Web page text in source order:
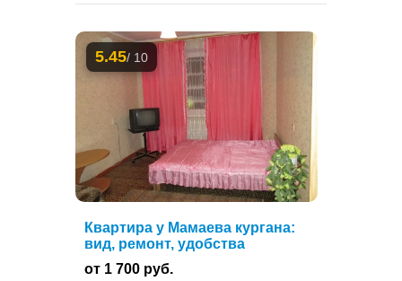
5.45/ 10
Квартира у Мамаева кургана:
вид, ремонт, удобства
от 1 700 руб.